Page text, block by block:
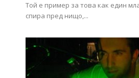
Той е пример за това как един
спира пред нищо,...